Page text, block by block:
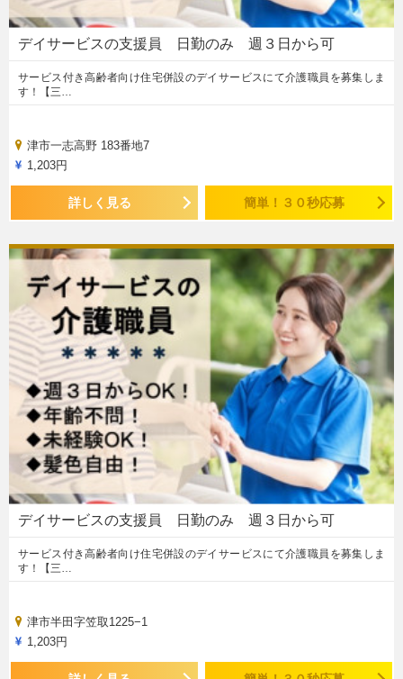
デイサービスの支援員 日勤のみ 週３日から可
サービス付き高齢者向け住宅併設のデイサービスにて介護職員を募集しま
す！【三…
津市一志高野 183番地7
1,203円
詳しく見る 簡単！３０秒応募
デイサービスの支援員 日勤のみ 週３日から可
サービス付き高齢者向け住宅併設のデイサービスにて介護職員を募集しま
す！【三…
津市半田字笠取1225−1
1,203円